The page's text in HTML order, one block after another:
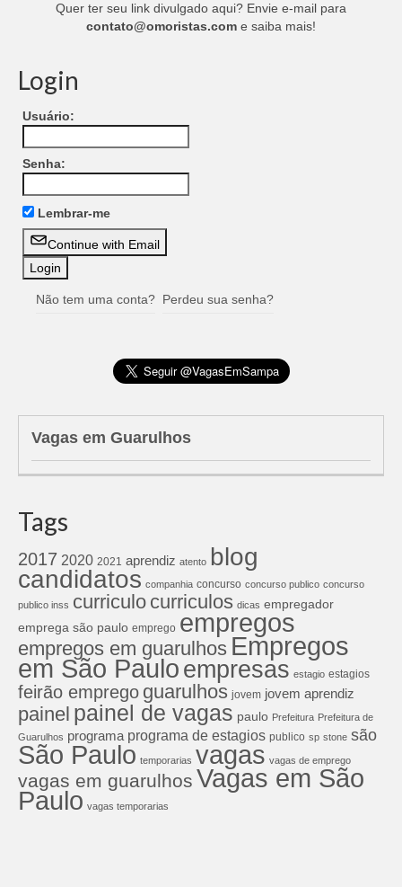
Quer ter seu link divulgado aqui? Envie e-mail para
contato@omoristas.com e saiba mais!
Login
Usuário:
Senha:
Lembrar-me
Continue with Email
Não tem uma conta? Perdeu sua senha?
Vagas em Guarulhos
Tags
2017 2020 2021 aprendiz atento blog
candidatos companhia concurso concurso publico concurso
publico inss curriculo curriculos dicas empregador
emprega são paulo emprego empregos
empregos em guarulhos Empregos
em São Pauloempresas estagio estagios
feirão emprego guarulhos jovem jovem aprendiz
painel painel de vagas paulo Prefeitura Prefeitura de
Guarulhos programa programa de estagios publico sp stone são
São Paulo temporarias vagas vagas de emprego
vagas em guarulhos Vagas em São
Paulo vagas temporarias